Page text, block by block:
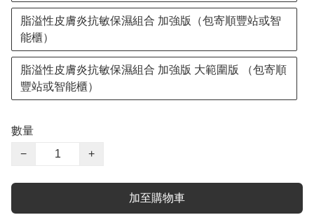
脂溢性皮膚炎抗敏保濕組合 加強版（包寄順豐站或智
能櫃）
脂溢性皮膚炎抗敏保濕組合 加強版 大範圍版 （包寄順
豐站或智能櫃）
數量
−
+
加至購物車